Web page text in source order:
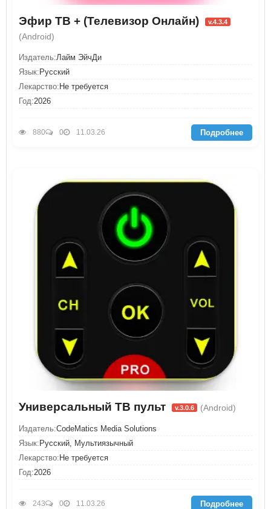
Эфир ТВ + (Телевизор Онлайн) v.4.3.4
(Android)
Издатель:Лайм ЭйчДи
Язык: Русский
Лекарство: Не требуется
Год:2026
880 0 11.03.26 Подробнее
Универсальный ТВ пульт v.3.0.6 (Android)
Издатель:CodeMatics Media Solutions
Язык: Русский, Мультиязычный
Лекарство: Не требуется
Год:2026
243 0 11.03.26 Подробнее